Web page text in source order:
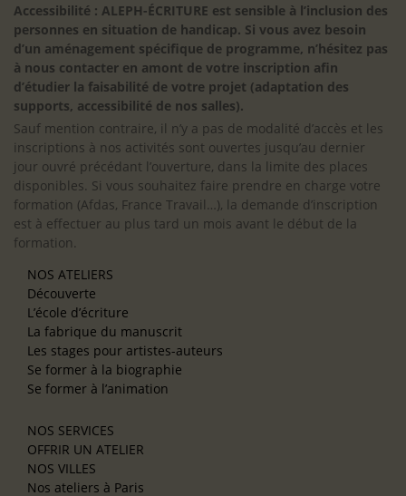
Accessibilité : ALEPH-ÉCRITURE est sensible à l’inclusion des
personnes en situation de handicap. Si vous avez besoin
d’un aménagement spécifique de programme, n’hésitez pas
à nous contacter en amont de votre inscription afin
d’étudier la faisabilité de votre projet (adaptation des
supports, accessibilité de nos salles).
Sauf mention contraire, il n’y a pas de modalité d’accès et les
inscriptions à nos activités sont ouvertes jusqu’au dernier
jour ouvré précédant l’ouverture, dans la limite des places
disponibles. Si vous souhaitez faire prendre en charge votre
formation (Afdas, France Travail…), la demande d’inscription
est à effectuer au plus tard un mois avant le début de la
formation.
NOS ATELIERS
Découverte
L’école d’écriture
La fabrique du manuscrit
Les stages pour artistes-auteurs
Se former à la biographie
Se former à l’animation
NOS SERVICES
OFFRIR UN ATELIER
NOS VILLES
Nos ateliers à Paris